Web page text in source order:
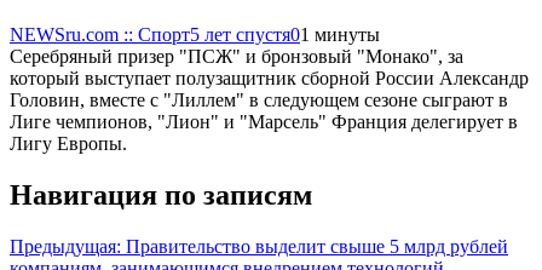
NEWSru.com :: Спорт5 лет спустя01 минуты
Серебряный призер "ПСЖ" и бронзовый "Монако", за
который выступает полузащитник сборной России Александр
Головин, вместе с "Лиллем" в следующем сезоне сыграют в
Лиге чемпионов, "Лион" и "Марсель" Франция делегирует в
Лигу Европы.
Навигация по записям
Предыдущая: Правительство выделит свыше 5 млрд рублей